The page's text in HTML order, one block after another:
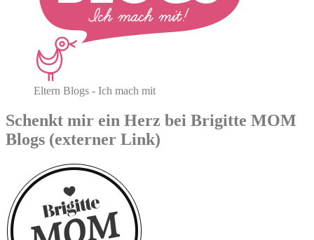
Eltern Blogs - Ich mach mit
Schenkt mir ein Herz bei Brigitte MOM
Blogs (externer Link)